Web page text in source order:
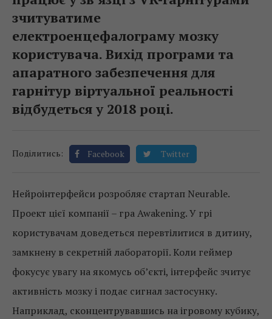
зчитуватиме
електроенцефалограму мозку
користувача. Вихід програми та
апаратного забезпечення для
гарнітур віртуальної реальності
відбудеться у 2018 році.
Поділитись: Facebook Twitter
Нейроінтерфейси розробляє стартап Neurable.
Проект цієї компанії – гра Awakening. У грі
користувачам доведеться перевтілитися в дитину,
замкнену в секретній лабораторії. Коли геймер
фокусує увагу на якомусь об’єкті, інтерфейс зчитує
активність мозку і подає сигнал застосунку.
Наприклад, сконцентрувавшись на ігровому кубику,